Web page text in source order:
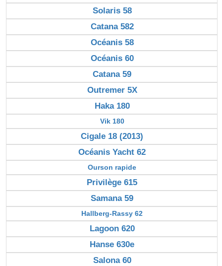
Solaris 58
Catana 582
Océanis 58
Océanis 60
Catana 59
Outremer 5X
Haka 180
Vik 180
Cigale 18 (2013)
Océanis Yacht 62
Ourson rapide
Privilège 615
Samana 59
Hallberg-Rassy 62
Lagoon 620
Hanse 630e
Salona 60